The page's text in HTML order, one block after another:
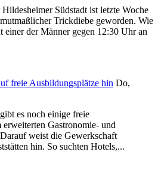
Südstadt ist letzte Woche
Trickdiebe geworden. Wie
einer der Männer gegen 12:30 Uhr an
freie Ausbildungsplätze hin Do,
es noch einige freie
Gastronomie- und
weist die Gewerkschaft
hin. So suchten Hotels,...